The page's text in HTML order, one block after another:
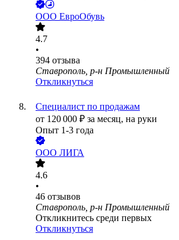
ООО ЕвроОбувь
4.7
•
394 отзыва
Ставрополь, р-н Промышленный
Откликнуться
Специалист по продажам
от 120 000 ₽ за месяц, на руки
Опыт 1-3 года
ООО ЛИГА
4.6
•
46 отзывов
Ставрополь, р-н Промышленный
Откликнитесь среди первых
Откликнуться